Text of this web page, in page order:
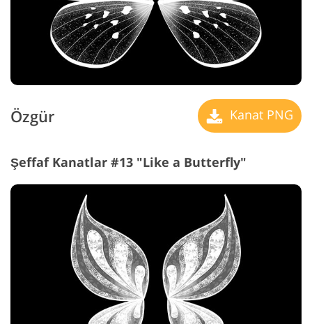
Özgür Kanat PNG
Şeffaf Kanatlar #13 "Like a Butterfly"